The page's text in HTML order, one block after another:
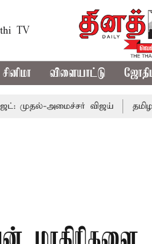
TV
சினிமா விளையாட்டு
அமைச்சர் விஜய் தமிழக